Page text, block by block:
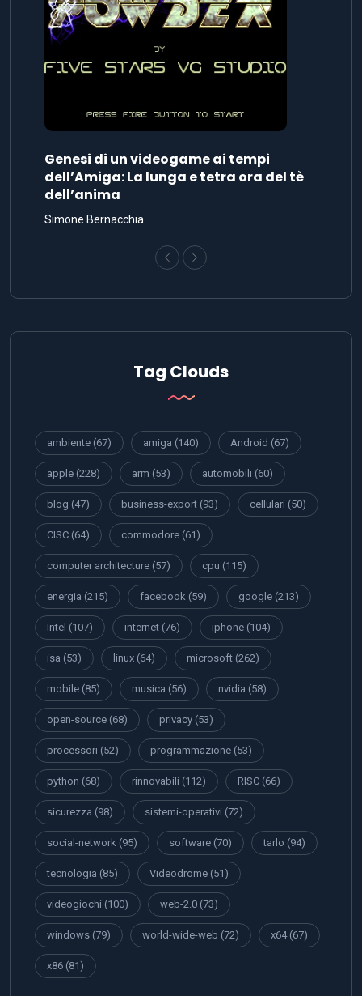
Genesi di un videogame ai tempi
dell’Amiga: La lunga e tetra ora del tè
dell’anima
Simone Bernacchia
Tag Clouds
ambiente (67) amiga (140) Android (67)
apple (228) arm (53) automobili (60)
blog (47) business-export (93) cellulari (50)
CISC (64) commodore (61)
computer architecture (57) cpu (115)
energia (215) facebook (59) google (213)
Intel (107) internet (76) iphone (104)
isa (53) linux (64) microsoft (262)
mobile (85) musica (56) nvidia (58)
open-source (68) privacy (53)
processori (52) programmazione (53)
python (68) rinnovabili (112) RISC (66)
sicurezza (98) sistemi-operativi (72)
social-network (95) software (70) tarlo (94)
tecnologia (85) Videodrome (51)
videogiochi (100) web-2.0 (73)
windows (79) world-wide-web (72) x64(67)
x86 (81)